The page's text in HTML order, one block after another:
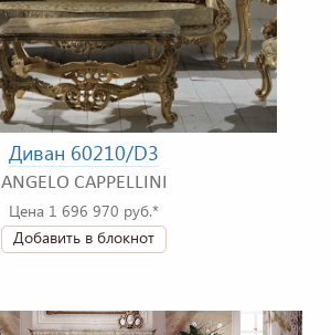
Диван 60210/D3
ANGELO CAPPELLINI
Цена 1 696 970 руб.*
Добавить в блокнот